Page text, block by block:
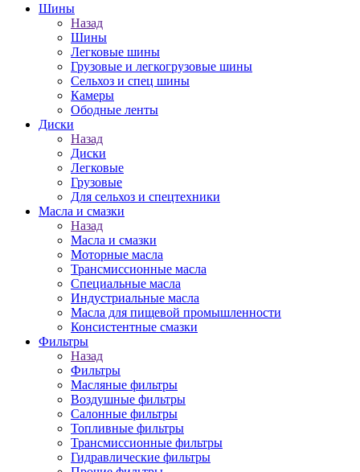
Шины
Назад
Шины
Легковые шины
Грузовые и легкогрузовые шины
Сельхоз и спец шины
Камеры
Ободные ленты
Диски
Назад
Диски
Легковые
Грузовые
Для сельхоз и спецтехники
Масла и смазки
Назад
Масла и смазки
Моторные масла
Трансмиссионные масла
Специальные масла
Индустриальные масла
Масла для пищевой промышленности
Консистентные смазки
Фильтры
Назад
Фильтры
Масляные фильтры
Воздушные фильтры
Салонные фильтры
Топливные фильтры
Трансмиссионные фильтры
Гидравлические фильтры